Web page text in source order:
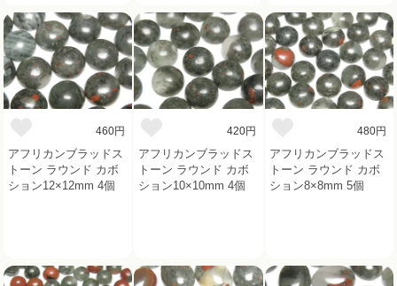
460円
アフリカンブラッドス
トーン ラウンド カボ
ション12×12mm 4個
420円
アフリカンブラッドス
トーン ラウンド カボ
ション10×10mm 4個
480円
アフリカンブラッドス
トーン ラウンド カボ
ション8×8mm 5個